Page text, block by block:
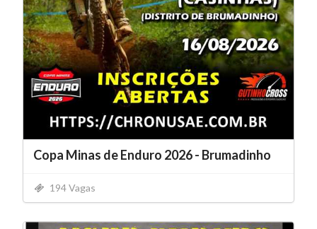
Copa Minas de Enduro 2026 - Brumadinho
194 Vagas